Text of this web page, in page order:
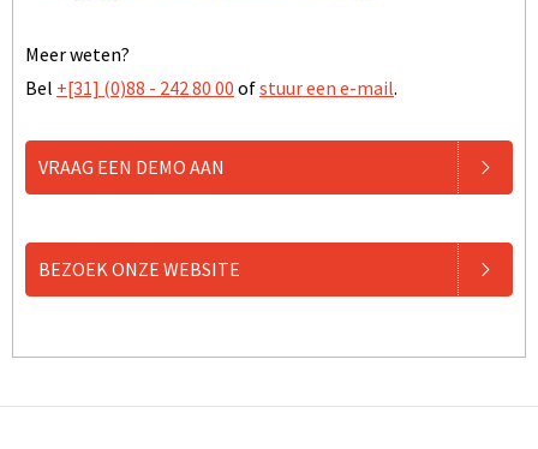
Meer weten?
Bel +[31] (0)88 - 242 80 00 ofstuur een e-mail.
VRAAG EEN DEMO AAN
BEZOEK ONZE WEBSITE